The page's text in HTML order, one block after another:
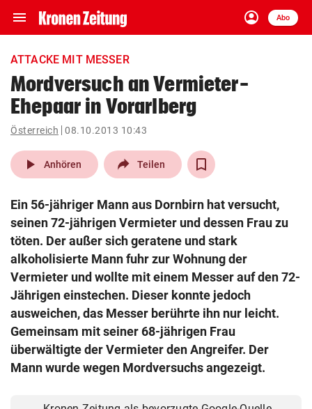
menu Navigation
ein-/ausklappen
account_circle
Anmelden
Abo
close Schließen
account_circle Anmelden
pin_drop
Wien arrow_right
search
Suchbegriff
eingeben
© Krone Multimedia GmbH & Co KG 2026
ATTACKE MIT MESSER
Mordversuch an Vermieter-
Ehepaar in Vorarlberg
Österreich 08.10.2013 10:43
play_arrow Anhören Teilen
Ein 56-jähriger Mann aus Dornbirn hat versucht,
seinen 72-jährigen Vermieter und dessen Frau zu
töten. Der außer sich geratene und stark
alkoholisierte Mann fuhr zur Wohnung der
Vermieter und wollte mit einem Messer auf den 72-
Jährigen einstechen. Dieser konnte jedoch
ausweichen, das Messer berührte ihn nur leicht.
Gemeinsam mit seiner 68-jährigen Frau
überwältigte der Vermieter den Angreifer. Der
Mann wurde wegen Mordversuchs angezeigt.